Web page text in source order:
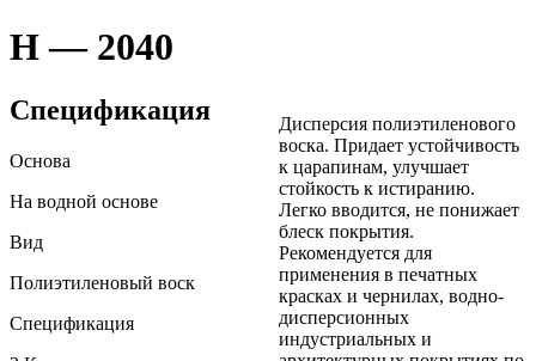
H — 2040
Дисперсия полиэтиленового
воска. Придает устойчивость
к царапинам, улучшает
стойкость к истиранию.
Легко вводится, не понижает
блеск покрытия.
Рекомендуется для
применения в печатных
красках и чернилах, водно-
дисперсионных
индустриальных и
Спецификация
Основа
На водной основе
Вид
Полиэтиленовый воск
Спецификация